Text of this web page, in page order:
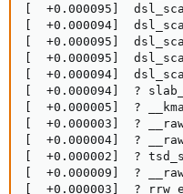
[  +0.000095]
[  +0.000094]
[  +0.000095]
[  +0.000095]
[  +0.000094]
[  +0.000094]  ?
[  +0.000005]  ?
[  +0.000003]  ?
[  +0.000004]  ?
[  +0.000002]  ?
[  +0.000009]  ?
[  +0.000003]  ?